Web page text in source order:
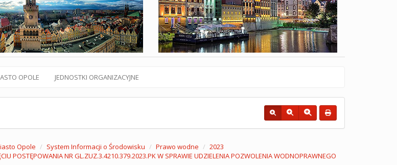
OPOLE JEDNOSTKI ORGANIZACYJNE
Opole System Informacji o Środowisku Prawo wodne
2023
POSTĘPOWANIA NR GL.ZUZ.3.4210.379.2023.PK W SPRAWIE UDZIELENIA POZWOLENIA WODNOPRAWNEGO